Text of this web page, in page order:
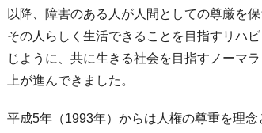
以降、障害のある人が人間としての尊厳を
その人らしく生活できることを目指すリハ
じように、共に生きる社会を目指すノーマ
上が進んできました。
平成5年（1993年）からは人権の尊重を理